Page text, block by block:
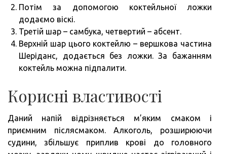
Потім за допомогою коктейльної ложки
додаємо віскі.
Третій шар – самбука, четвертий – абсент.
Верхній шар цього коктейлю – вершкова частина
Шеріданс, додається без ложки. За бажанням
коктейль можна підпалити.
Корисні властивості
Даний напій відрізняється м’яким смаком і
приємним післясмаком. Алкоголь, розширюючи
судини, збільшує приплив крові до головного